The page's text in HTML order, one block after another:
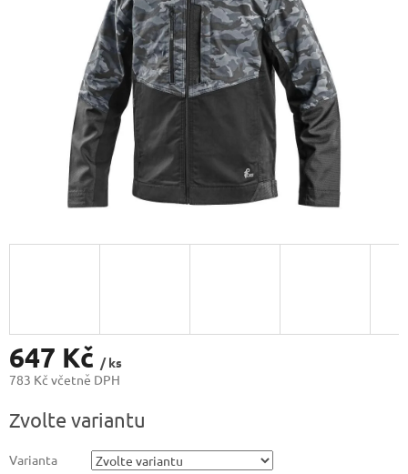
hvězdiček.
647 Kč / ks
783 Kč včetně DPH
cena:
Zvolte variantu
Varianta